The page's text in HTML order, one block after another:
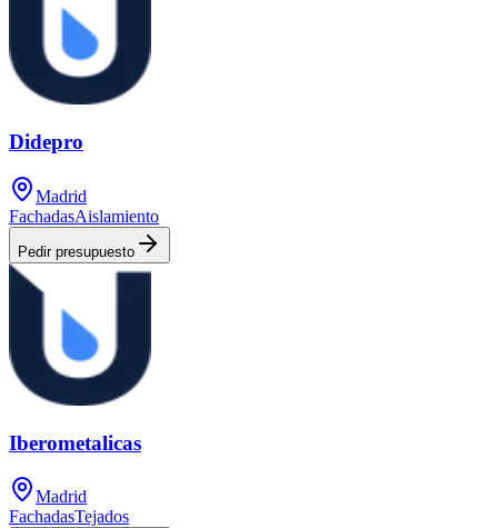
Didepro
Madrid
FachadasAislamiento
Pedir presupuesto
Iberometalicas
Madrid
FachadasTejados